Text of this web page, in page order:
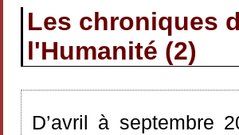
Les chroniques
l'Humanité (2)
D’avril à septembre